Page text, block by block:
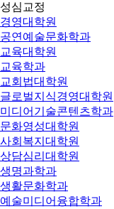
성심교정
경영대학원
공연예술문화학과
교육대학원
교육학과
교회법대학원
글로벌지식경영대학원
미디어기술콘텐츠학과
문화영성대학원
사회복지대학원
상담심리대학원
생명과학과
생활문화학과
예술미디어융합학과